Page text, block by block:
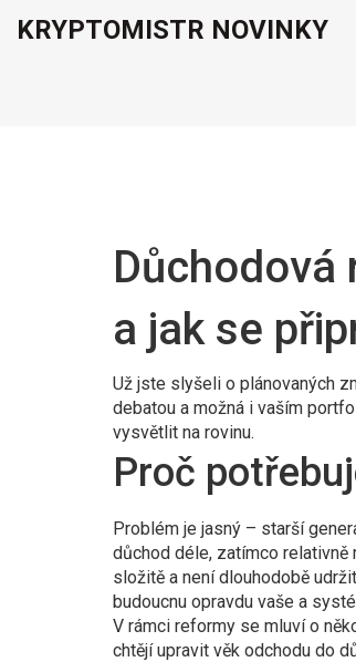
KRYPTOMISTR NOVINKY
Důchodová
a jak se
Už jste slyšeli o plánovaných
debatou a možná i vaším
vysvětlit na rovinu.
Proč
Problém je jasný – starší
důchod déle, zatímco relativně
složitě a není dlouhodobě
budoucnu opravdu vaše a
V rámci reformy se mluví o
chtějí upravit věk odchodu do